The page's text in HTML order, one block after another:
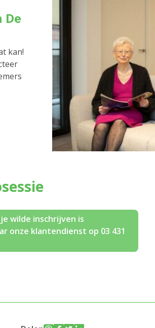
kan!
wilde inschrijven is
onze klantendienst op 03 431